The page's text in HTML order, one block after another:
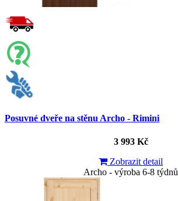
Posuvné dveře na stěnu Archo - Rimini
3 993 Kč
Zobrazit detail
Archo - výroba 6-8 týdnů